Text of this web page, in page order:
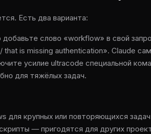
Есть два варианта:
добавьте слово «workflow» в свой
is missing authentication». Claude
усилие ultracode специальной
для тяжёлых задач.
для крупных или повторяющихся
— пригодятся для других